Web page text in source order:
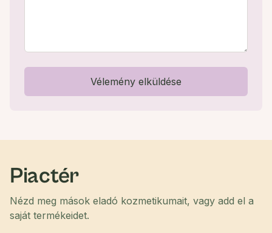
Vélemény elküldése
Piactér
Nézd meg mások eladó kozmetikumait, vagy add el a
saját termékeidet.